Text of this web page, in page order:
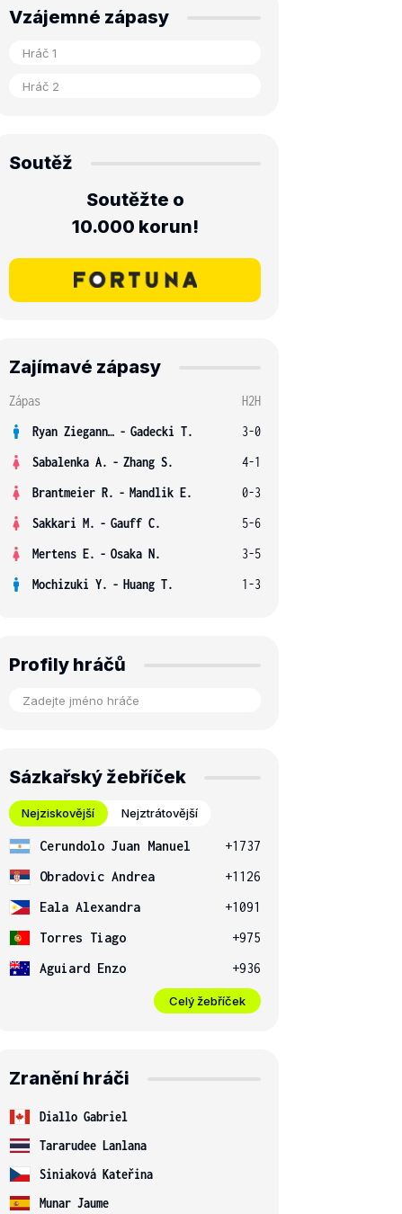
Vzájemné zápasy
Soutěž
Soutěžte o
10.000 korun!
Zajímavé zápasy
Zápas
H2H
Ryan Ziegann S. - Gadecki T.
3-0
Sabalenka A. - Zhang S.
4-1
Brantmeier R. - Mandlik E.
0-3
Sakkari M. - Gauff C.
5-6
Mertens E. - Osaka N.
3-5
Mochizuki Y. - Huang T. 1-3
Profily hráčů
Sázkařský žebříček
Nejziskovější Nejztrátovější
Cerundolo Juan Manuel
+1737
Obradovic Andrea
+1126
Eala Alexandra
+1091
Torres Tiago
+975
Aguiard Enzo
+936
Celý žebříček
Zranění hráči
Diallo Gabriel
Tararudee Lanlana
Siniaková Kateřina
Munar Jaume